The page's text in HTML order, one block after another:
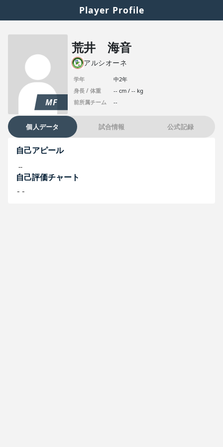
Player Profile
MF
荒井 海音
アルシオーネ
学年
中2年
身長 / 体重
-- cm / -- kg
前所属チーム
--
個人データ 試合情報 公式記録
自己アピール
--
自己評価チャート
--